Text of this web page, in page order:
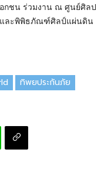
อกชน ร่วมงาน ณ ศูนย์ศิลป
และพิพิธภัณฑ์ศิลป์แผ่นดิน
ทิพยประกันภัย